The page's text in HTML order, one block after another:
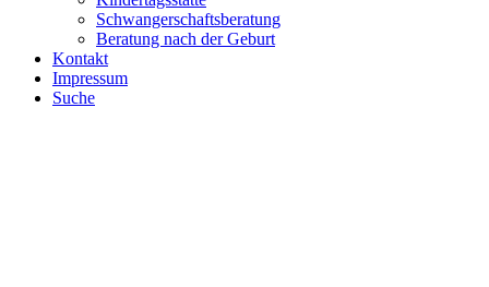
Schwangerschaftsberatung
Beratung nach der Geburt
Kontakt
Impressum
Suche